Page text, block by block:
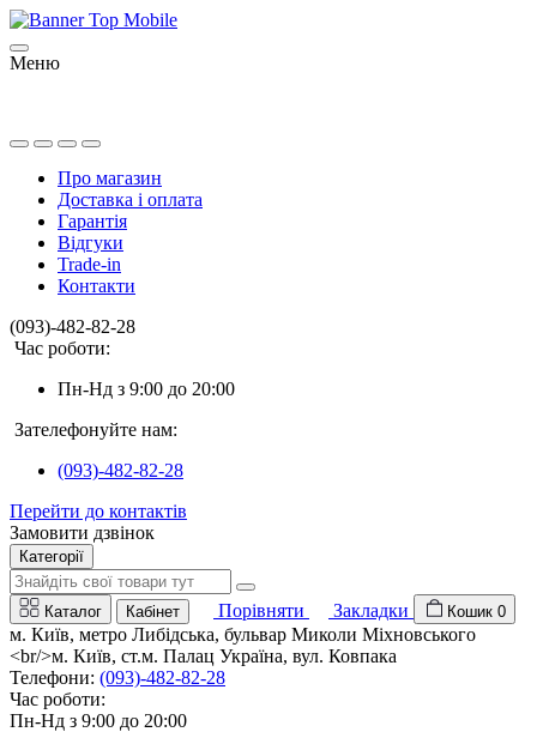
Меню
Про магазин
Доставка і оплата
Гарантія
Відгуки
Trade-in
Контакти
(093)-482-82-28
Час роботи:
Пн-Нд з 9:00 до 20:00
Зателефонуйте нам:
(093)-482-82-28
Перейти до контактів
Замовити дзвінок
Категорії
Каталог Кабінет Порівняти Закладки Кошик 0
м. Київ, метро Либідська, бульвар Миколи Міхновського
<br/>м. Київ, ст.м. Палац Україна, вул. Ковпака
Телефони: (093)-482-82-28
Час роботи:
Пн-Нд з 9:00 до 20:00